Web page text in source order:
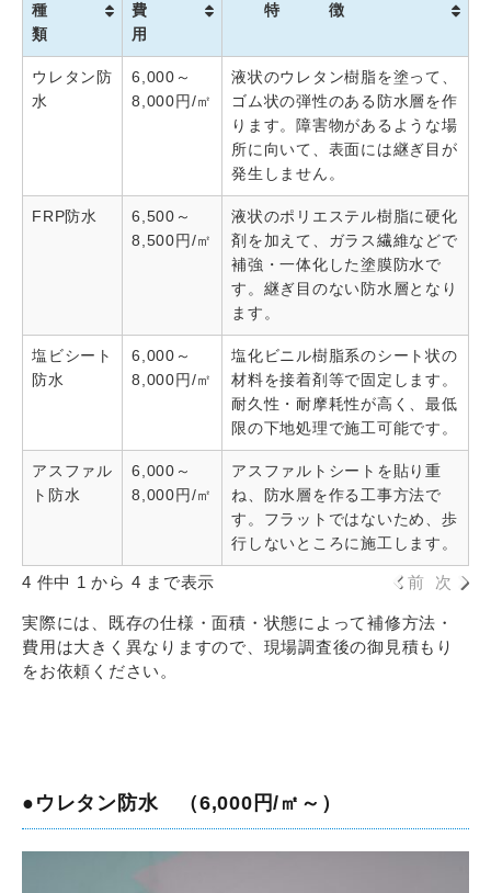
種
類
費
用
特 徴
ウレタン防
水
6,000～
8,000円/㎡
液状のウレタン樹脂を塗って、
ゴム状の弾性のある防水層を作
ります。障害物があるような場
所に向いて、表面には継ぎ目が
発生しません。
FRP防水
6,500～
8,500円/㎡
液状のポリエステル樹脂に硬化
剤を加えて、ガラス繊維などで
補強・一体化した塗膜防水で
す。継ぎ目のない防水層となり
ます。
塩ビシート
防水
6,000～
8,000円/㎡
塩化ビニル樹脂系のシート状の
材料を接着剤等で固定します。
耐久性・耐摩耗性が高く、最低
限の下地処理で施工可能です。
アスファル
ト防水
6,000～
8,000円/㎡
アスファルトシートを貼り重
ね、防水層を作る工事方法で
す。フラットではないため、歩
行しないところに施工します。
4 件中 1 から 4 まで表示 前 次
実際には、既存の仕様・面積・状態によって補修方法・
費用は大きく異なりますので、現場調査後の御見積もり
をお依頼ください。
●ウレタン防水 （6,000円/㎡～）